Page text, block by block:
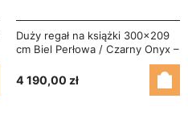
Duży regał na książki 300x209
cm Biel Perłowa / Czarny Onyx –
4 190,00 zł